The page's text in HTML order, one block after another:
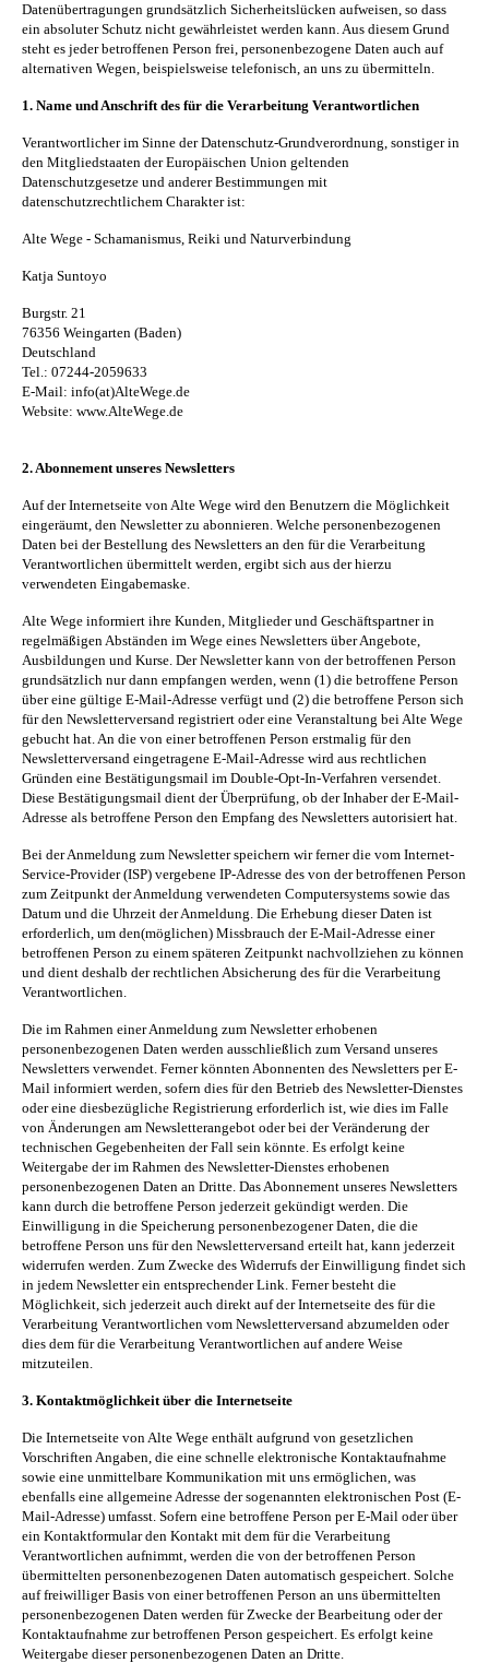
Datenübertragungen grundsätzlich Sicherheitslücken aufweisen, so dass
ein absoluter Schutz nicht gewährleistet werden kann. Aus diesem Grund
steht es jeder betroffenen Person frei, personenbezogene Daten auch auf
alternativen Wegen, beispielsweise telefonisch, an uns zu übermitteln.
1. Name und Anschrift des für die Verarbeitung Verantwortlichen
Verantwortlicher im Sinne der Datenschutz-Grundverordnung, sonstiger in
den Mitgliedstaaten der Europäischen Union geltenden
Datenschutzgesetze und anderer Bestimmungen mit
datenschutzrechtlichem Charakter ist:
Alte Wege - Schamanismus, Reiki und Naturverbindung
Katja Suntoyo
Burgstr. 21
76356 Weingarten (Baden)
Deutschland
Tel.: 07244-2059633
E-Mail: info(at)AlteWege.de
Website: www.AlteWege.de
2. Abonnement unseres Newsletters
Auf der Internetseite von Alte Wege wird den Benutzern die Möglichkeit
eingeräumt, den Newsletter zu abonnieren. Welche personenbezogenen
Daten bei der Bestellung des Newsletters an den für die Verarbeitung
Verantwortlichen übermittelt werden, ergibt sich aus der hierzu
verwendeten Eingabemaske.
Alte Wege informiert ihre Kunden, Mitglieder und Geschäftspartner in
regelmäßigen Abständen im Wege eines Newsletters über Angebote,
Ausbildungen und Kurse. Der Newsletter kann von der betroffenen Person
grundsätzlich nur dann empfangen werden, wenn (1) die betroffene Person
über eine gültige E-Mail-Adresse verfügt und (2) die betroffene Person sich
für den Newsletterversand registriert oder eine Veranstaltung bei Alte Wege
gebucht hat. An die von einer betroffenen Person erstmalig für den
Newsletterversand eingetragene E-Mail-Adresse wird aus rechtlichen
Gründen eine Bestätigungsmail im Double-Opt-In-Verfahren versendet.
Diese Bestätigungsmail dient der Überprüfung, ob der Inhaber der E-Mail-
Adresse als betroffene Person den Empfang des Newsletters autorisiert hat.
Bei der Anmeldung zum Newsletter speichern wir ferner die vom Internet-
Service-Provider (ISP) vergebene IP-Adresse des von der betroffenen Person
zum Zeitpunkt der Anmeldung verwendeten Computersystems sowie das
Datum und die Uhrzeit der Anmeldung. Die Erhebung dieser Daten ist
erforderlich, um den(möglichen) Missbrauch der E-Mail-Adresse einer
betroffenen Person zu einem späteren Zeitpunkt nachvollziehen zu können
und dient deshalb der rechtlichen Absicherung des für die Verarbeitung
Verantwortlichen.
Die im Rahmen einer Anmeldung zum Newsletter erhobenen
personenbezogenen Daten werden ausschließlich zum Versand unseres
Newsletters verwendet. Ferner könnten Abonnenten des Newsletters per E-
Mail informiert werden, sofern dies für den Betrieb des Newsletter-Dienstes
oder eine diesbezügliche Registrierung erforderlich ist, wie dies im Falle
von Änderungen am Newsletterangebot oder bei der Veränderung der
technischen Gegebenheiten der Fall sein könnte. Es erfolgt keine
Weitergabe der im Rahmen des Newsletter-Dienstes erhobenen
personenbezogenen Daten an Dritte. Das Abonnement unseres Newsletters
kann durch die betroffene Person jederzeit gekündigt werden. Die
Einwilligung in die Speicherung personenbezogener Daten, die die
betroffene Person uns für den Newsletterversand erteilt hat, kann jederzeit
widerrufen werden. Zum Zwecke des Widerrufs der Einwilligung findet sich
in jedem Newsletter ein entsprechender Link. Ferner besteht die
Möglichkeit, sich jederzeit auch direkt auf der Internetseite des für die
Verarbeitung Verantwortlichen vom Newsletterversand abzumelden oder
dies dem für die Verarbeitung Verantwortlichen auf andere Weise
mitzuteilen.
3. Kontaktmöglichkeit über die Internetseite
Die Internetseite von Alte Wege enthält aufgrund von gesetzlichen
Vorschriften Angaben, die eine schnelle elektronische Kontaktaufnahme
sowie eine unmittelbare Kommunikation mit uns ermöglichen, was
ebenfalls eine allgemeine Adresse der sogenannten elektronischen Post (E-
Mail-Adresse) umfasst. Sofern eine betroffene Person per E-Mail oder über
ein Kontaktformular den Kontakt mit dem für die Verarbeitung
Verantwortlichen aufnimmt, werden die von der betroffenen Person
übermittelten personenbezogenen Daten automatisch gespeichert. Solche
auf freiwilliger Basis von einer betroffenen Person an uns übermittelten
personenbezogenen Daten werden für Zwecke der Bearbeitung oder der
Kontaktaufnahme zur betroffenen Person gespeichert. Es erfolgt keine
Weitergabe dieser personenbezogenen Daten an Dritte.